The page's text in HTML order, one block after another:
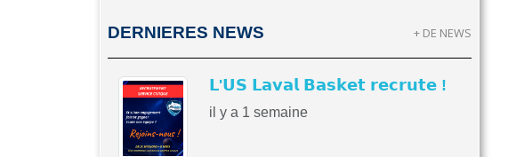
DERNIERES NEWS
𝗟'𝗨𝗦 𝗟𝗮𝘃𝗮𝗹 𝗕𝗮𝘀𝗸𝗲𝘁 𝗿𝗲𝗰𝗿𝘂𝘁𝗲 !
il y a 1 semaine
+ DE NEWS